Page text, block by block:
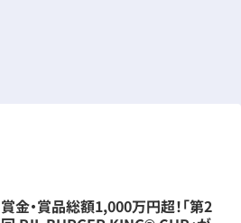
賞金・賞品総額1,000万円超！「第2